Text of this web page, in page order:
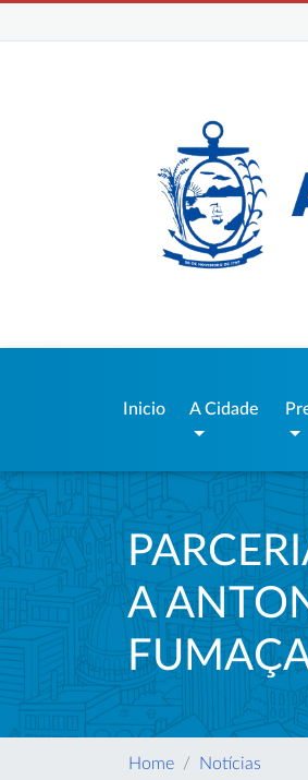
Inicio A Cidade
A
Home Notícias